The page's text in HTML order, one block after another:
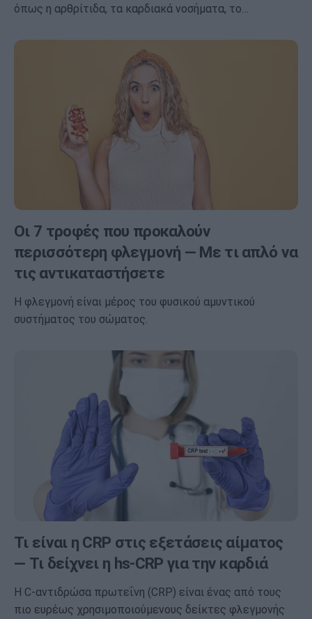
όπως η αρθρίτιδα, τα καρδιακά νοσήματα, το…
Οι 7 τροφές που προκαλούν
περισσότερη φλεγμονή — Με τι απλό να
τις αντικαταστήσετε
Η φλεγμονή είναι μέρος του φυσικού αμυντικού
συστήματος του σώματος.
Τι είναι η CRP στις εξετάσεις αίματος
— Τι δείχνει η hs-CRP για την καρδιά
Η C-αντιδρώσα πρωτεΐνη (CRP) είναι ένας από τους
πιο ευρέως χρησιμοποιούμενους δείκτες φλεγμονής